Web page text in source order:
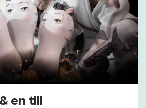
en till